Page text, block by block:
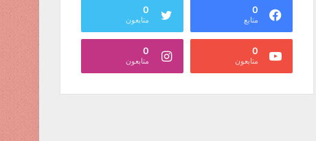
0
متابع
0
متابعون
0
متابعون
0
متابعون